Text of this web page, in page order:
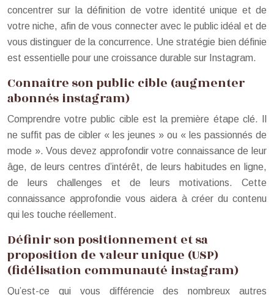
concentrer sur la définition de votre identité unique et de
votre niche, afin de vous connecter avec le public idéal et de
vous distinguer de la concurrence. Une stratégie bien définie
est essentielle pour une croissance durable sur Instagram.
Connaître son public cible (augmenter
abonnés instagram)
Comprendre votre public cible est la première étape clé. Il
ne suffit pas de cibler « les jeunes » ou « les passionnés de
mode ». Vous devez approfondir votre connaissance de leur
âge, de leurs centres d’intérêt, de leurs habitudes en ligne,
de leurs challenges et de leurs motivations. Cette
connaissance approfondie vous aidera à créer du contenu
qui les touche réellement.
Définir son positionnement et sa
proposition de valeur unique (USP)
(fidélisation communauté instagram)
Qu’est-ce qui vous différencie des nombreux autres